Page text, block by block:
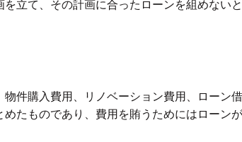
立て、その計画に合ったローンを組めない
件購入費用、リノベーション費用、ローン
たものであり、費用を賄うためにはローンが